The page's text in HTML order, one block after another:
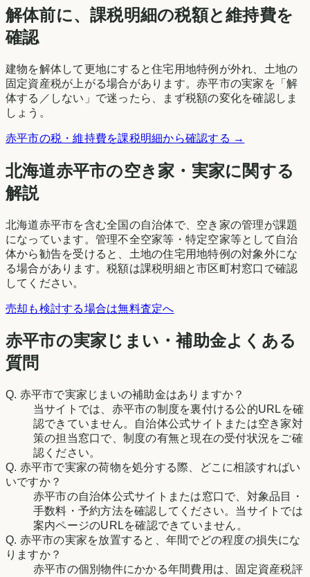
解体前に、課税明細の税額と維持費を
確認
建物を解体して更地にすると住宅用地特例が外れ、土地の
固定資産税が上がる場合があります。赤平市の実家を「解
体する／しない」で迷ったら、まず税額の変化を確認しま
しょう。
赤平市の税・維持費を課税明細から確認する →
北海道赤平市の空き家・実家に関する
解説
北海道赤平市を含む全国の自治体で、空き家の管理が課題
になっています。管理不全空家等・特定空家等として自治
体から勧告を受けると、土地の住宅用地特例の対象外にな
る場合があります。税額は課税明細と市区町村窓口で確認
してください。
売却も検討する場合は無料査定へ
赤平市の実家じまい・補助金よくある
質問
Q. 赤平市で実家じまいの補助金はありますか？
当サイトでは、赤平市の制度を裏付ける公的URLを確
認できていません。自治体公式サイトまたは空き家対
策の担当窓口で、制度の有無と現在の受付状況をご確
認ください。
Q. 赤平市で実家の荷物を処分する際、どこに相談すればい
いですか？
赤平市の自治体公式サイトまたは窓口で、対象品目・
手数料・予約方法を確認してください。当サイトでは
案内ページのURLを確認できていません。
Q. 赤平市の実家を放置すると、年間でどの程度の損失にな
りますか？
赤平市の個別物件にかかる年間費用は、固定資産税評